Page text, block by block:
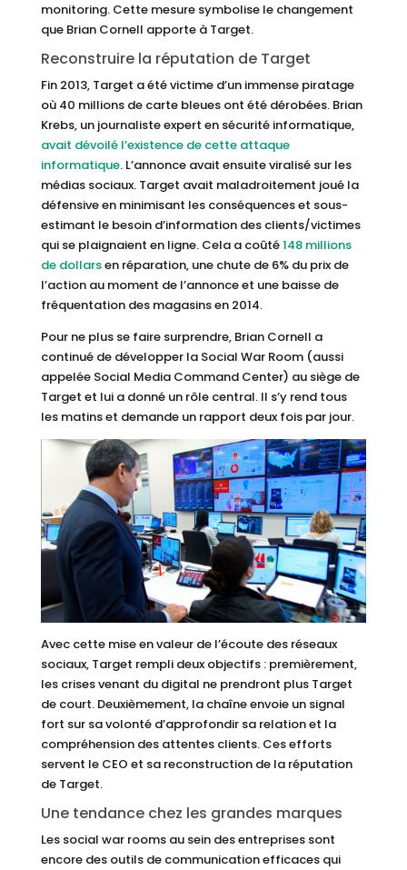
monitoring. Cette mesure symbolise le changement
que Brian Cornell apporte à Target.
Reconstruire la réputation de Target
Fin 2013, Target a été victime d’un immense piratage
où 40 millions de carte bleues ont été dérobées. Brian
Krebs, un journaliste expert en sécurité informatique,
avait dévoilé l’existence de cette attaque
informatique. L’annonce avait ensuite viralisé sur les
médias sociaux. Target avait maladroitement joué la
défensive en minimisant les conséquences et sous-
estimant le besoin d’information des clients/victimes
qui se plaignaient en ligne. Cela a coûté148 millions
de dollarsen réparation, une chute de 6% du prix de
l’action au moment de l’annonce et une baisse de
fréquentation des magasins en 2014.
Pour ne plus se faire surprendre, Brian Cornell a
continué de développer la Social War Room (aussi
appelée Social Media Command Center) au siège de
Target et lui a donné un rôle central. Il s’y rend tous
les matins et demande un rapport deux fois par jour.
Avec cette mise en valeur de l’écoute des réseaux
sociaux, Target rempli deux objectifs : premièrement,
les crises venant du digital ne prendront plus Target
de court. Deuxièmement, la chaîne envoie un signal
fort sur sa volonté d’approfondir sa relation et la
compréhension des attentes clients. Ces efforts
servent le CEO et sa reconstruction de la réputation
de Target.
Une tendance chez les grandes marques
Les social war rooms au sein des entreprises sont
encore des outils de communication efficaces qui